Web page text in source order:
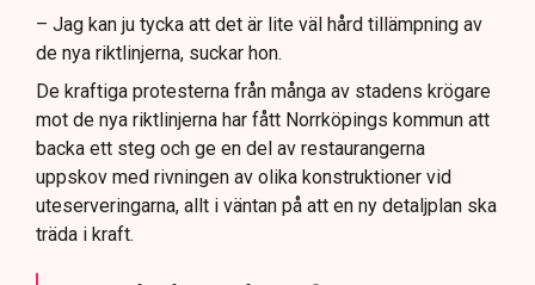
– Jag kan ju tycka att det är lite väl hård tillämpning av
de nya riktlinjerna, suckar hon.
De kraftiga protesterna från många av stadens krögare
mot de nya riktlinjerna har fått Norrköpings kommun att
backa ett steg och ge en del av restaurangerna
uppskov med rivningen av olika konstruktioner vid
uteserveringarna, allt i väntan på att en ny detaljplan ska
träda i kraft.